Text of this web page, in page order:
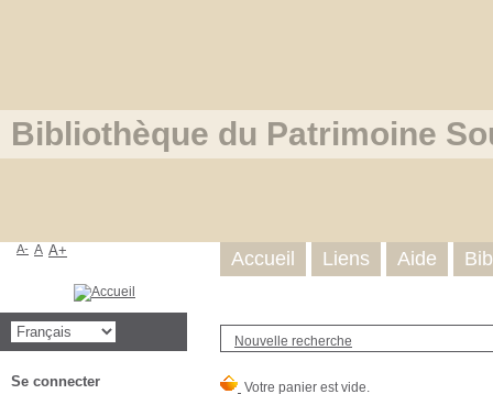
Bibliothèque du Patrimoine
Nouvelle recherche
Accueil Liens Aide
A- A A+
Se connecter